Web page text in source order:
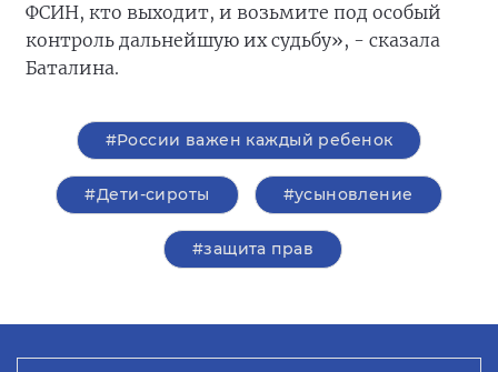
ФСИН, кто выходит, и возьмите под особый
контроль дальнейшую их судьбу», - сказала
Баталина.
#России важен каждый ребенок
#Дети-сироты #усыновление
#защита прав